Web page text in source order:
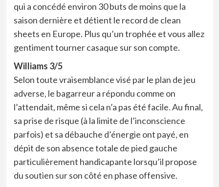
qui a concédé environ 30 buts de moins que la
saison dernière et détient le record de clean
sheets en Europe. Plus qu’un trophée et vous allez
gentiment tourner casaque sur son compte.
Williams 3/5
Selon toute vraisemblance visé par le plan de jeu
adverse, le bagarreur a répondu comme on
l’attendait, même si cela n’a pas été facile. Au final,
sa prise de risque (à la limite de l’inconscience
parfois) et sa débauche d’énergie ont payé, en
dépit de son absence totale de pied gauche
particulièrement handicapante lorsqu’il propose
du soutien sur son côté en phase offensive.